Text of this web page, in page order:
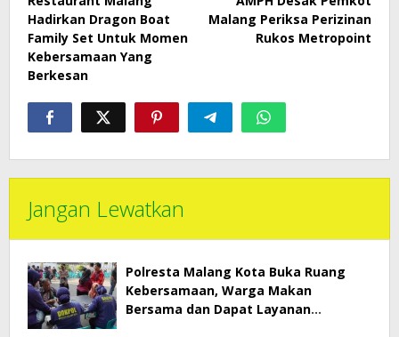
Hadirkan Dragon Boat
Family Set Untuk Momen
Kebersamaan Yang
Berkesan
Malang Periksa Perizinan
Rukos Metropoint
Jangan Lewatkan
Polresta Malang Kota Buka Ruang
Kebersamaan, Warga Makan
Bersama dan Dapat Layanan